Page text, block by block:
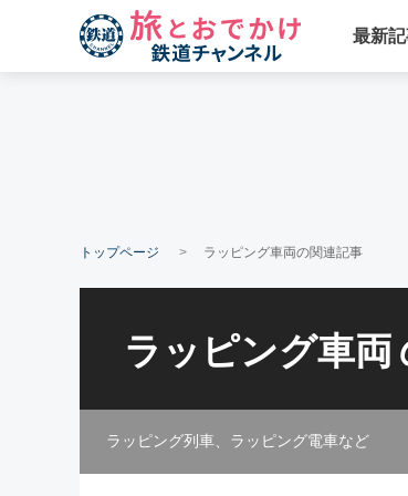
最新
トップページ ラッピング車両の関連記事
ラッピング車両
ラッピング列車、ラッピング電車など